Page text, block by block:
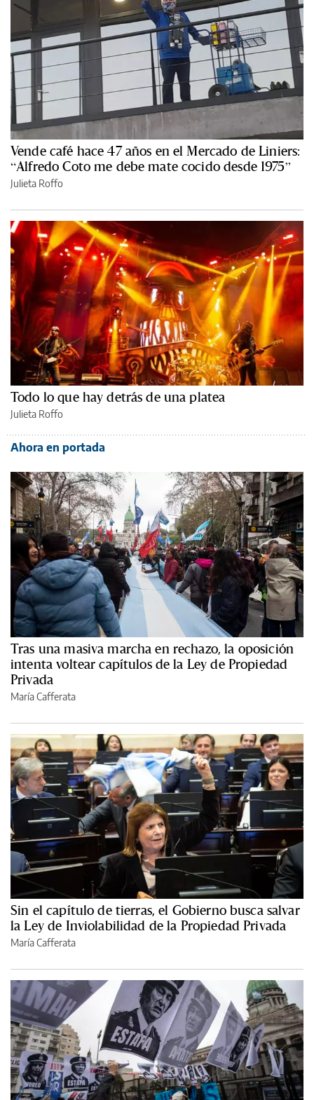
Vende café hace 47 años en el Mercado de Liniers:
“Alfredo Coto me debe mate cocido desde 1975”
Julieta Roffo
Todo lo que hay detrás de una platea
Julieta Roffo
Ahora en portada
Tras una masiva marcha en rechazo, la oposición
intenta voltear capítulos de la Ley de Propiedad
Privada
María Cafferata
Sin el capítulo de tierras, el Gobierno busca salvar
la Ley de Inviolabilidad de la Propiedad Privada
María Cafferata